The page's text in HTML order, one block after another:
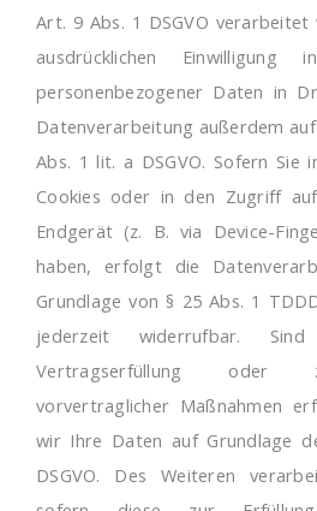
Art. 9 Abs. 1 DSGVO
ausdrücklichen
personenbezogener Daten in
Datenverarbeitung außerdem
Abs. 1 lit. a DSGVO. Sofern Sie
Cookies oder in den Zugriff
Endgerät (z. B. via Device-
haben, erfolgt die
Grundlage von § 25 Abs. 1
jederzeit widerrufbar.
Vertragserfüllung oder
vorvertraglicher Maßnahmen
wir Ihre Daten auf Grundlage
DSGVO. Des Weiteren